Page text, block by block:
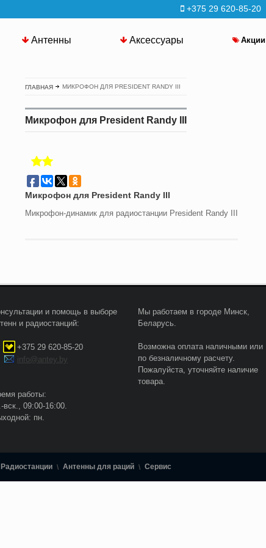
+375 29 620-85-20
Антенны Аксессуары Акции
ГЛАВНАЯ МИКРОФОН ДЛЯ PRESIDENT RANDY III
Микрофон для President Randy III
Микрофон для President Randy III
Микрофон-динамик для радиостанции President Randy III
и помощь в выборе
и радиостанций:
+375 29 620-85-20
info@antey.by
работы:
вск., 09:00-16:00.
пн.
Мы работаем в городе Минск,
Беларусь.
Возможна оплата наличными или
по безналичному расчету.
Пожалуйста, уточняйте наличие
товара.
Радиостанции Антенны для раций Сервис